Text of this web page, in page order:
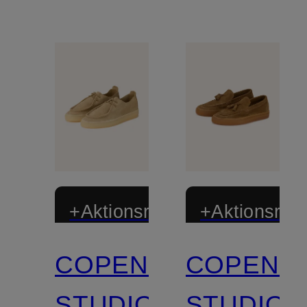
+Aktionsrabatt
COPENHAGEN